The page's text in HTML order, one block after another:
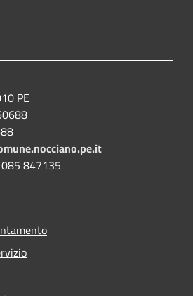
PE
847135